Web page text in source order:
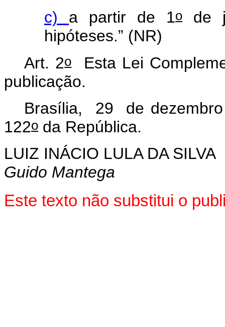
c) a partir de 1o de
hipóteses.” (NR)
Art. 2oEsta Lei
publicação.
Brasília, 29 de
122o da República.
LUIZ INÁCIO LULA DA SILVA
Guido Mantega
Este texto não substitui o